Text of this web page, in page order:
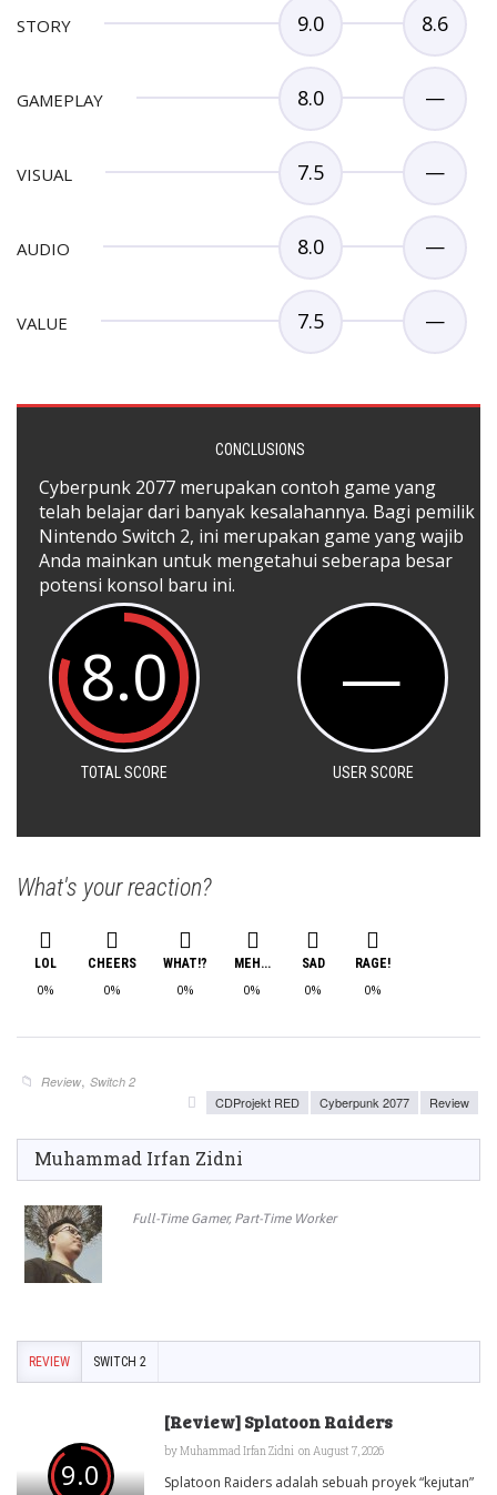
STORY 9.0 8.6
GAMEPLAY 8.0 —
VISUAL 7.5 —
AUDIO 8.0 —
VALUE 7.5 —
CONCLUSIONS
Cyberpunk 2077 merupakan contoh game yang
telah belajar dari banyak kesalahannya. Bagi pemilik
Nintendo Switch 2, ini merupakan game yang wajib
Anda mainkan untuk mengetahui seberapa besar
potensi konsol baru ini.
8.0
TOTAL SCORE
—
USER SCORE
What's your reaction?
LOL
0%
CHEERS
0%
WHAT!?
0%
MEH...
0%
SAD
0%
RAGE!
0%
Review,Switch 2
CDProjekt RED Cyberpunk 2077 Review
Muhammad Irfan Zidni
Full-Time Gamer, Part-Time Worker
REVIEW SWITCH 2
9.0
[Review] Splatoon Raiders
byMuhammad Irfan Zidni on August 7, 2026
Splatoon Raiders adalah sebuah proyek “kejutan”